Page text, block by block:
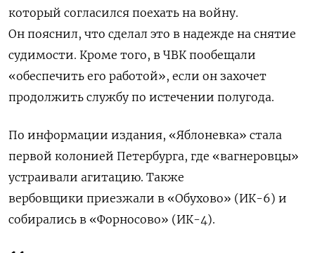
который согласился поехать на войну.
Он пояснил, что сделал это в надежде на снятие
судимости. Кроме того, в ЧВК пообещали
«обеспечить его работой», если он захочет
продолжить службу по истечении полугода.
По информации издания, «Яблоневка» стала
первой колонией Петербурга, где «вагнеровцы»
устраивали агитацию. Также
вербовщики приезжали в «Обухово» (ИК-6) и
собирались в «Форносово» (ИК-4).